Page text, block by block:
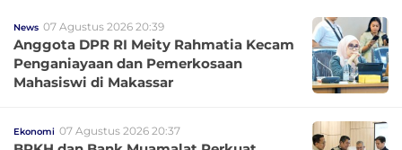
News 07 Agustus 2026 20:39
Anggota DPR RI Meity Rahmatia Kecam
Penganiayaan dan Pemerkosaan
Mahasiswi di Makassar
Ekonomi 07 Agustus 2026 20:37